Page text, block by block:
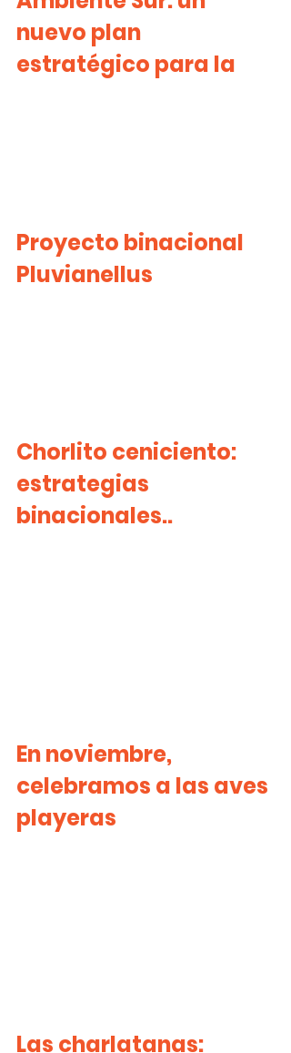
nuevo plan
estratégico para la
Proyecto binacional
Pluvianellus
Chorlito ceniciento:
estrategias
binacionales..
En noviembre,
celebramos a las aves
playeras
Las charlatanas: